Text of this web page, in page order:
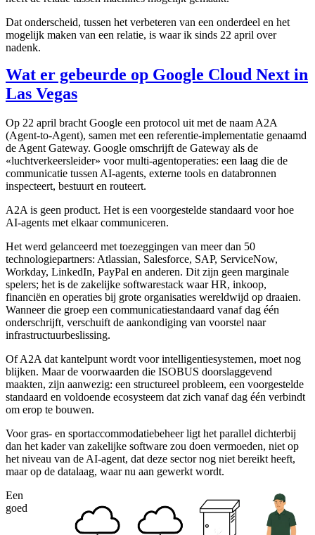
Dat onderscheid, tussen het verbeteren van een onderdeel en het
mogelijk maken van een relatie, is waar ik sinds 22 april over
nadenk.
Wat er gebeurde op Google Cloud Next in
Las Vegas
Op 22 april bracht Google een protocol uit met de naam A2A
(Agent-to-Agent), samen met een referentie-implementatie genaamd
de Agent Gateway. Google omschrijft de Gateway als de
«luchtverkeersleider» voor multi-agentoperaties: een laag die de
communicatie tussen AI-agents, externe tools en databronnen
inspecteert, bestuurt en routeert.
A2A is geen product. Het is een voorgestelde standaard voor hoe
AI-agents met elkaar communiceren.
Het werd gelanceerd met toezeggingen van meer dan 50
technologiepartners: Atlassian, Salesforce, SAP, ServiceNow,
Workday, LinkedIn, PayPal en anderen. Dit zijn geen marginale
spelers; het is de zakelijke softwarestack waar HR, inkoop,
financiën en operaties bij grote organisaties wereldwijd op draaien.
Wanneer die groep een communicatiestandaard vanaf dag één
onderschrijft, verschuift de aankondiging van voorstel naar
infrastructuurbeslissing.
Of A2A dat kantelpunt wordt voor intelligentiesystemen, moet nog
blijken. Maar de voorwaarden die ISOBUS doorslaggevend
maakten, zijn aanwezig: een structureel probleem, een voorgestelde
standaard en voldoende ecosysteem dat zich vanaf dag één verbindt
om erop te bouwen.
Voor gras- en sportaccommodatiebeheer ligt het parallel dichterbij
dan het kader van zakelijke software zou doen vermoeden, niet op
het niveau van de AI-agent, dat deze sector nog niet bereikt heeft,
maar op de datalaag, waar nu aan gewerkt wordt.
Een
goed